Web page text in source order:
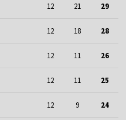
12 21 29
12 18 28
12 11 26
12 11 25
12 9 24